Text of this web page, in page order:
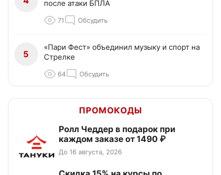
после атаки БПЛА
71 Обсудить
5
«Пари Фест» объединил музыку и спорт на
Стрелке
64 Обсудить
ПРОМОКОДЫ
Ролл Чеддер в подарок при
каждом заказе от 1490 ₽
До 16 августа, 2026